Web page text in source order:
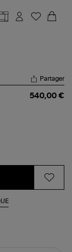
Partager
540,00 €